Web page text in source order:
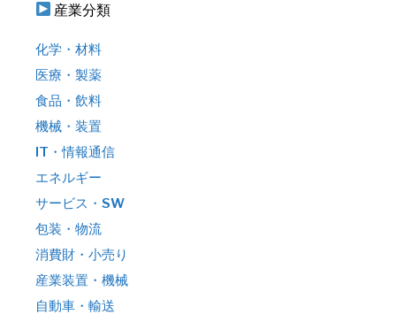
産業分類
化学・材料
医療・製薬
食品・飲料
機械・装置
IT・情報通信
エネルギー
サービス・SW
包装・物流
消費財・小売り
産業装置・機械
自動車・輸送